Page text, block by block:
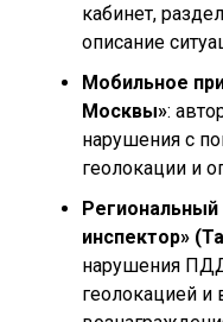
кабинет,
описание
Мобильное
Москвы»:
нарушения с
геолокации и
инспектор»
нарушения
геолокацией